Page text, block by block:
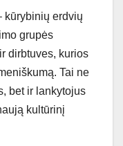
kūrybinių erdvių
grupės
dirbtuves, kurios
Tai ne
bet ir lankytojus
kultūrinį